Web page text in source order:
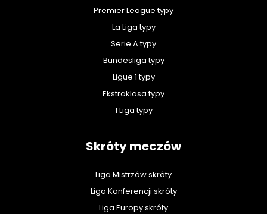
Premier League typy
La Liga typy
Serie A typy
Bundesliga typy
Ligue 1 typy
Ekstraklasa typy
1 Liga typy
Skróty meczów
Liga Mistrzów skróty
Liga Konferencji skróty
Liga Europy skróty